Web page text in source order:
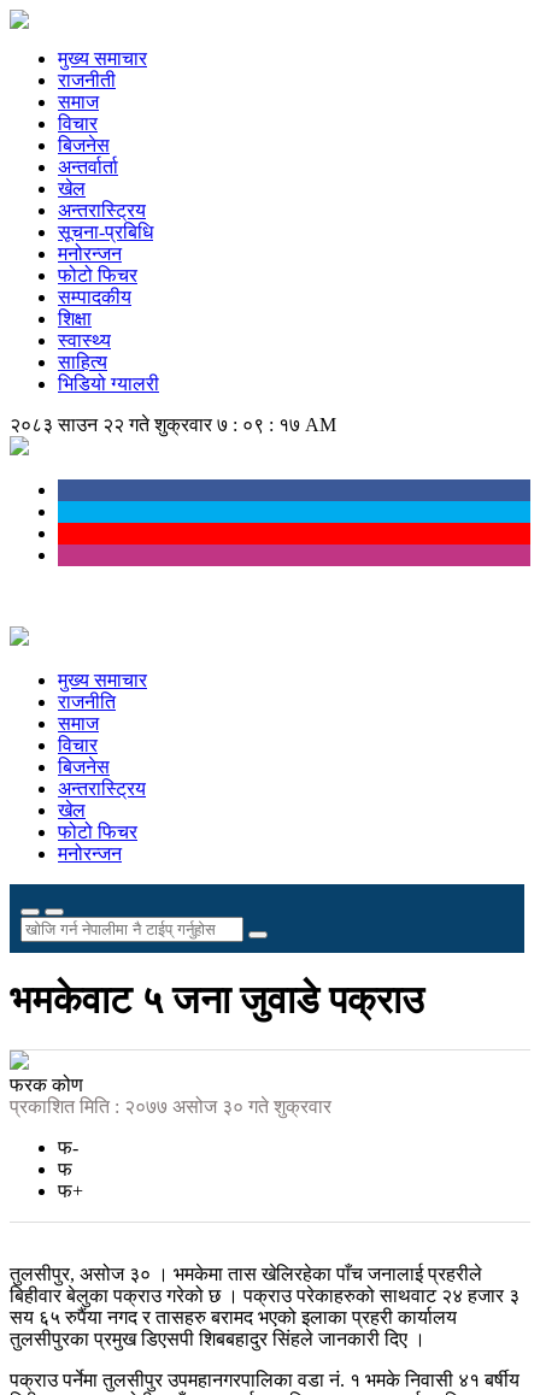
मुख्य समाचार
राजनीती
समाज
विचार
बिजनेस
अन्तर्वार्ता
खेल
अन्तरास्ट्रिय
सूचना-प्रबिधि
मनोरन्जन
फोटो फिचर
सम्पादकीय
शिक्षा
स्वास्थ्य
साहित्य
भिडियो ग्यालरी
२०८३ साउन २२ गते शुक्रवार ७ : ०९ : १७ AM
मुख्य समाचार
राजनीति
समाज
विचार
बिजनेस
अन्तरास्ट्रिय
खेल
फोटो फिचर
मनोरन्जन
भमकेवाट ५ जना जुवाडे पक्राउ
फरक कोण
प्रकाशित मिति : २०७७ असोज ३० गते शुक्रवार
फ-
फ
फ+
तुलसीपुर, असोज ३० । भमकेमा तास खेलिरहेका पाँच जनालाई प्रहरीले
बिहीवार बेलुका पक्राउ गरेको छ । पक्राउ परेकाहरुको साथवाट २४ हजार ३
सय ६५ रुपैंया नगद र तासहरु बरामद भएको इलाका प्रहरी कार्यालय
तुलसीपुरका प्रमुख डिएसपी शिबबहादुर सिंहले जानकारी दिए ।
पक्राउ पर्नेमा तुलसीपुर उपमहानगरपालिका वडा नं. १ भमके निवासी ४१ बर्षीय